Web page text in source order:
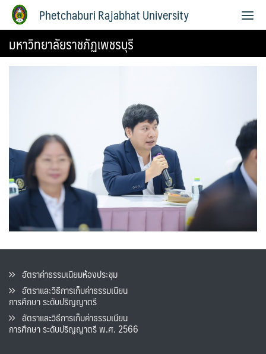
Phetchaburi Rajabhat University
มหาวิทยาลัยราชภัฏเพชรบุรี
อัตราค่าธรรมเนียมห้องประชุม
อัตราและวิธีการเก็บค่าธรรมเนียน
การศึกษา ระดับปริญญาตรี
อัตราและวิธีการเก็บค่าธรรมเนียน
การศึกษา ระดับปริญญาตรี พ.ศ. 2566